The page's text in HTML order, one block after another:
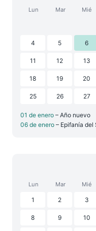
Lun Mar Mié
4 5 6
11 12 13
18 19 20
25 26 27
01 de enero – Año nuevo
06 de enero – Epifanía del
Lun Mar Mié
1 2 3
8 9 10